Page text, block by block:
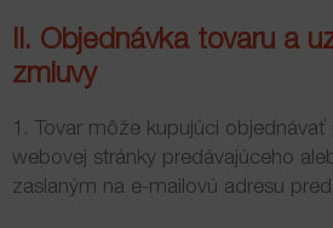
II. Objednávka tovaru a
zmluvy
1. Tovar môže kupujúci
webovej stránky predávajúceho
zaslaným na e-mailovú adresu